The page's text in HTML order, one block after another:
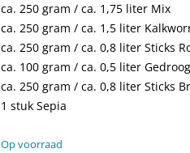
ca. 250 gram / ca. 1,75 liter Mix
ca. 250 gram / ca. 1,5 liter
ca. 250 gram / ca. 0,8 liter Sticks
ca. 100 gram / ca. 0,5 liter
ca. 250 gram / ca. 0,8 liter Sticks
1 stuk Sepia
Op voorraad